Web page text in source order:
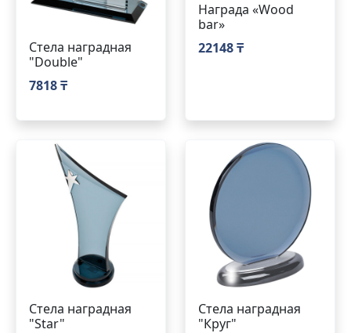
Стела наградная
"Double"
7818 ₸
Награда «Wood
bar»
22148 ₸
Стела наградная
"Star"
Стела наградная
"Круг"